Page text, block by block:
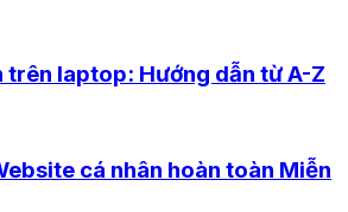
trên laptop: Hướng dẫn từ A-Z
cá nhân hoàn toàn Miễn